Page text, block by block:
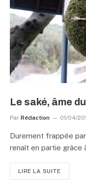
Le saké, âme
Par Rédaction 01/04/
Durement frappée par
renaît en partie grâce
LIRE LA SUITE